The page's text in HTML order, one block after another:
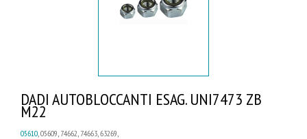
DADI AUTOBLOCCANTI ESAG. UNI7473 ZB
M22
05610 , 05609, 74662, 74663, 63269,